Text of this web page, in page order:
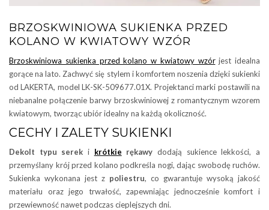
BRZOSKWINIOWA SUKIENKA PRZED
KOLANO W KWIATOWY WZÓR
Brzoskwiniowa sukienka przed kolano w kwiatowy wzórjest idealna
gorące na lato. Zachwyć się stylem i komfortem noszenia dzięki sukienki
od LAKERTA, model LK-SK-509677.01X. Projektanci marki postawili na
niebanalne połączenie barwy brzoskwiniowej z romantycznym wzorem
kwiatowym, tworząc ubiór idealny na każdą okoliczność.
CECHY I ZALETY SUKIENKI
Dekolt typu serek i krótkie rękawy dodają sukience lekkości, a
przemyślany krój przed kolano podkreśla nogi, dając swobodę ruchów.
Sukienka wykonana jest z poliestru, co gwarantuje wysoką jakość
materiału oraz jego trwałość, zapewniając jednocześnie komfort i
przewiewność nawet podczas cieplejszych dni.